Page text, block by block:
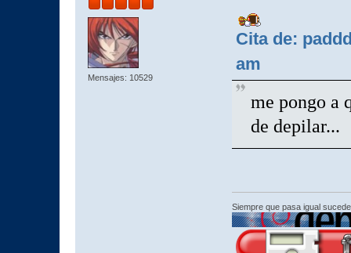
Mensajes: 10529
Cita de:
am
me pongo a
de
Siempre que pasa igual